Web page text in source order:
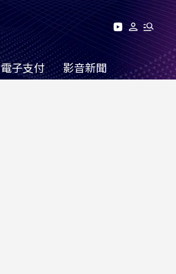
電子支付 影音新聞